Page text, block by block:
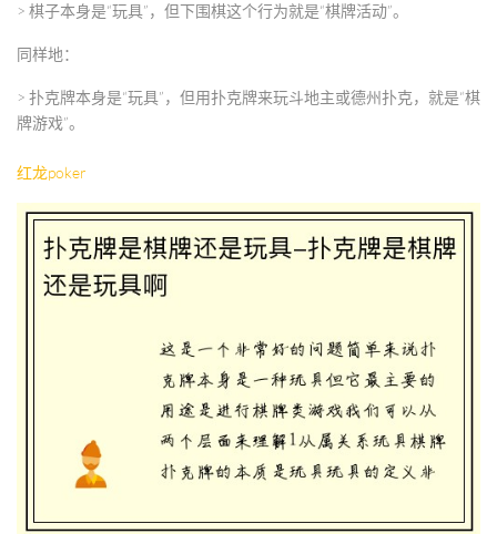
> 棋子本身是“玩具”，但下围棋这个行为就是“棋牌活动”。
同样地：
> 扑克牌本身是“玩具”，但用扑克牌来玩斗地主或德州扑克，就是“棋
牌游戏”。
红龙poker